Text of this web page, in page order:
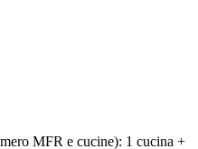
MFR e cucine): 1 cucina +